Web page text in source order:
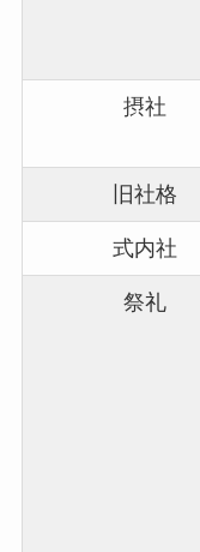
摂社
旧社格
式内社
祭礼